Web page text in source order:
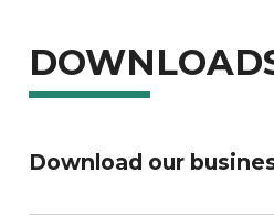
Download our